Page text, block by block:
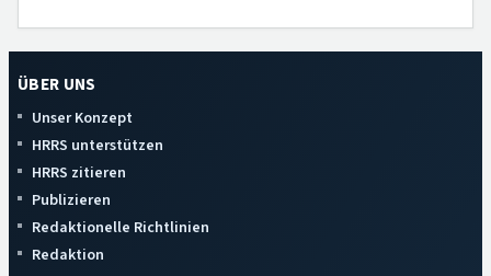
ÜBER UNS
Unser Konzept
HRRS unterstützen
HRRS zitieren
Publizieren
Redaktionelle Richtlinien
Redaktion